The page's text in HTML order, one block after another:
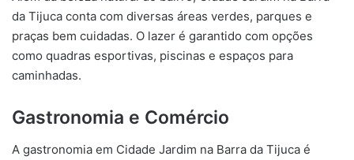
da Tijuca conta com diversas áreas verdes, parques e
praças bem cuidadas. O lazer é garantido com opções
como quadras esportivas, piscinas e espaços para
caminhadas.
Gastronomia e Comércio
A gastronomia em Cidade Jardim na Barra da Tijuca é